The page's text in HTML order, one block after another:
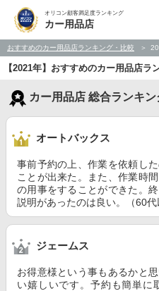
オリコン顧客満足度ランキング
カー用品店
おすすめのカー用品店ランキング・比較
【2021年】おすすめのカー用品店ラ
カー用品店 総合ランキン
オートバックス
事前予約の上、作業を依頼し
ことが出来た。また、作業時
の用事をすることができた。
説明があったのは良い。（60代
ジェームス
お得意様という事もあるかと
い嬉しいです。予約も簡単に